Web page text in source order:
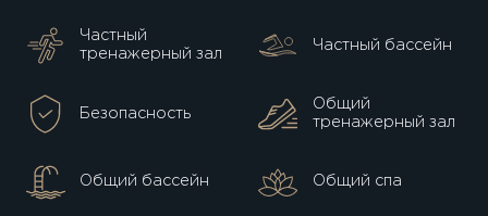
Частный
тренажерный зал
Частный бассейн
Безопасность
Общий
тренажерный зал
Общий бассейн Общий спа